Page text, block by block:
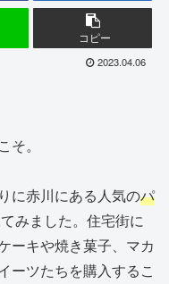
コピー
2023.04.06
。
に赤川にある人気のパ
みました。住宅街に
ーキや焼き菓子、マカ
ーツたちを購入するこ